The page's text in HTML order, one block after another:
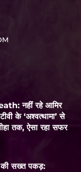
नहीं रहे आमिर
के ‘अश्वत्थामा’ से
तक, ऐसा रहा सफर
की सख्त पकड़: